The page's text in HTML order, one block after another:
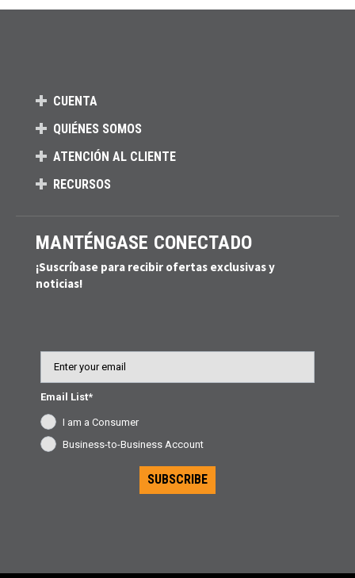
CUENTA
QUIÉNES SOMOS
ATENCIÓN AL CLIENTE
RECURSOS
MANTÉNGASE CONECTADO
¡Suscríbase para recibir ofertas exclusivas y
noticias!
Email List*
I am a Consumer
Business-to-Business Account
SUBSCRIBE